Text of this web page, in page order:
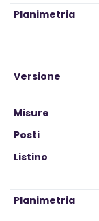
Planimetria
Versione
Misure
Posti
Listino
Planimetria